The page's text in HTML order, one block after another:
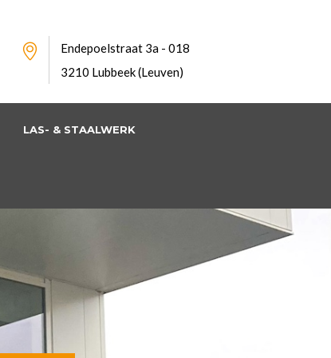
Endepoelstraat 3a - 018
3210 Lubbeek (Leuven)
LAS- & STAALWERK